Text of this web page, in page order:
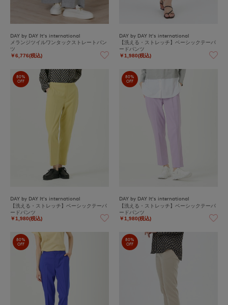
DAY by DAY It's international
メランジツイルワンタックストレートパン
ツ
￥6,776(税込)
DAY by DAY It's international
【洗える・ストレッチ】ベーシックテーパ
ードパンツ
￥1,980(税込)
80%
OFF
DAY by DAY It's international
【洗える・ストレッチ】ベーシックテーパ
ードパンツ
￥1,980(税込)
80%
OFF
DAY by DAY It's international
【洗える・ストレッチ】ベーシックテーパ
ードパンツ
￥1,980(税込)
80%
OFF
80%
OFF